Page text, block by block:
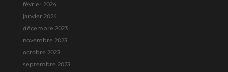
février 2024
janvier 2024
décembre 2023
novembre 2023
octobre 2023
septembre 2023